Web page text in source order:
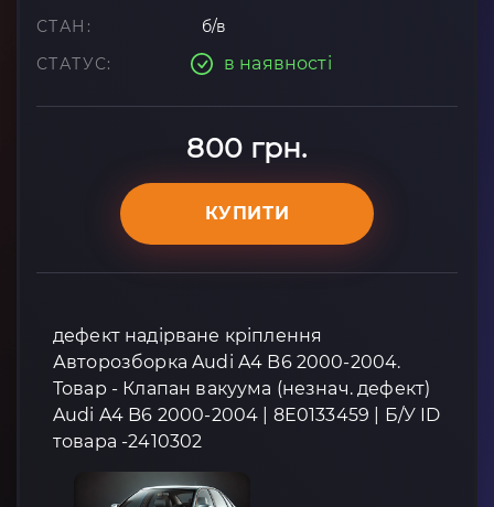
СТАН:
б/в
СТАТУС:
в наявності
800 грн.
КУПИТИ
дефект надірване кріплення
Авторозборка Audi A4 B6 2000-2004.
Товар - Клапан вакуума (незнач. дефект)
Audi A4 B6 2000-2004 | 8E0133459 | Б/У ID
товара -2410302